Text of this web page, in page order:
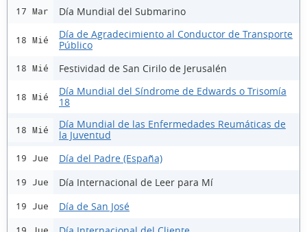
17 Mar Día Mundial del Submarino
18 Mié
Día de Agradecimiento al Conductor de Transporte
Público
18 Mié Festividad de San Cirilo de Jerusalén
18 Mié
Día Mundial del Síndrome de Edwards o Trisomía
18
18 Mié
Día Mundial de las Enfermedades Reumáticas de
la Juventud
19 Jue Día del Padre (España)
19 Jue Día Internacional de Leer para Mí
19 Jue Día de San José